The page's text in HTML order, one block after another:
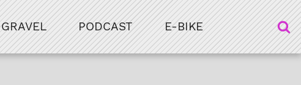
GRAVEL PODCAST E-BIKE